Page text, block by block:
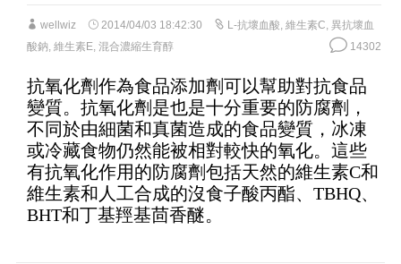
wellwiz 2014/04/03 18:42:30 L-抗壞血酸, 維生素C, 異抗壞血
酸鈉, 維生素E, 混合濃縮生育醇 14302
抗氧化劑作為食品添加劑可以幫助對抗食品
變質。抗氧化劑是也是十分重要的防腐劑，
不同於由細菌和真菌造成的食品變質，冰凍
或冷藏食物仍然能被相對較快的氧化。這些
有抗氧化作用的防腐劑包括天然的維生素C和
維生素和人工合成的沒食子酸丙酯、TBHQ、
BHT和丁基羥基茴香醚。